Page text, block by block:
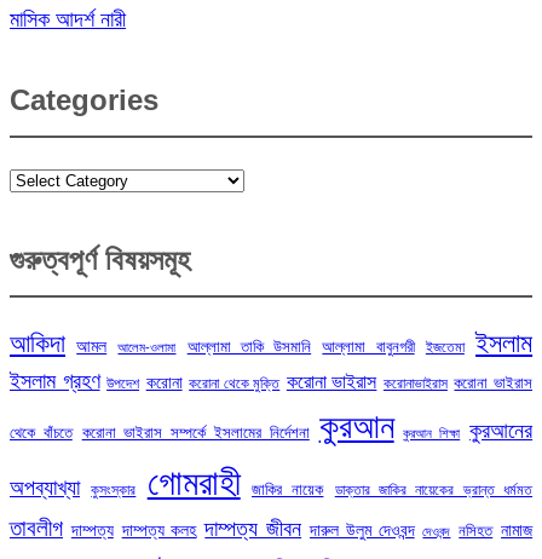
মাসিক আদর্শ নারী
Categories
Categories
গুরুত্বপূর্ণ বিষয়সমূহ
আকিদা আমল আলেম-ওলামা আল্লামা তাকি উসমানি আল্লামা বাবুনগরী ইজতেমা ইসলাম
ইসলাম গ্রহণ উপদেশ করোনা করোনা থেকে মুক্তি করোনা ভাইরাস করোনাভাইরাস করোনা ভাইরাস
থেকে বাঁচতে করোনা ভাইরাস সম্পর্কে ইসলামের নির্দেশনা কুরআন কুরআন শিক্ষা কুরআনের
অপব্যাখ্যা কুসংস্কার গোমরাহী জাকির নায়েক ডাক্তার জাকির নায়েকের ভ্রান্ত ধর্মমত
তাবলীগ দাম্পত্য দাম্পত্য কলহ দাম্পত্য জীবন দারুল উলুম দেওবন্দ দেওবন্দ নসিহত নামাজ